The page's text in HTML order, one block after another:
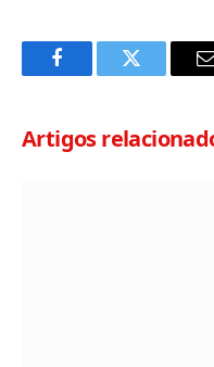
FacebookTwitter
Artigos